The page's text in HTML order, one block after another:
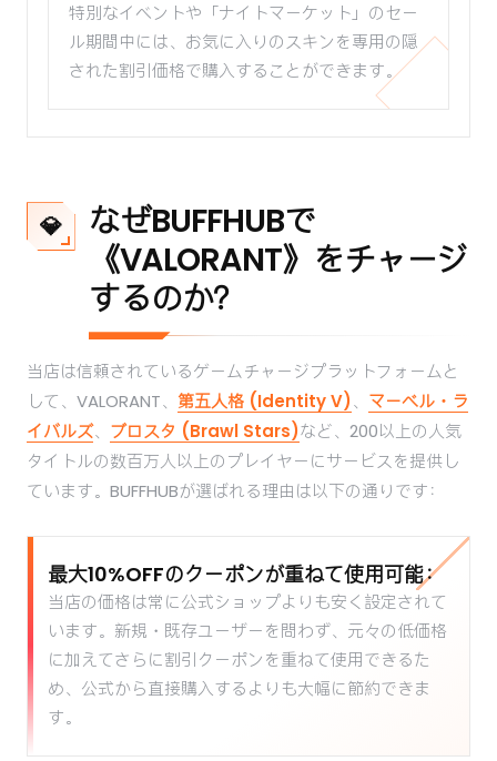
特別なイベントや「ナイトマーケット」のセー
ル期間中には、お気に入りのスキンを専用の隠
された割引価格で購入することができます。
💎
なぜBUFFHUBで
《VALORANT》をチャージ
するのか？
当店は信頼されているゲームチャージプラットフォームと
して、VALORANT、 第五人格 (Identity V)、 マーベル・ラ
イバルズ、 ブロスタ (Brawl Stars)など、200以上の人気
タイトルの数百万人以上のプレイヤーにサービスを提供し
ています。BUFFHUBが選ばれる理由は以下の通りです：
最大10%OFFのクーポンが重ねて使用可能：
当店の価格は常に公式ショップよりも安く設定されて
います。新規・既存ユーザーを問わず、元々の低価格
に加えてさらに割引クーポンを重ねて使用できるた
め、公式から直接購入するよりも大幅に節約できま
す。